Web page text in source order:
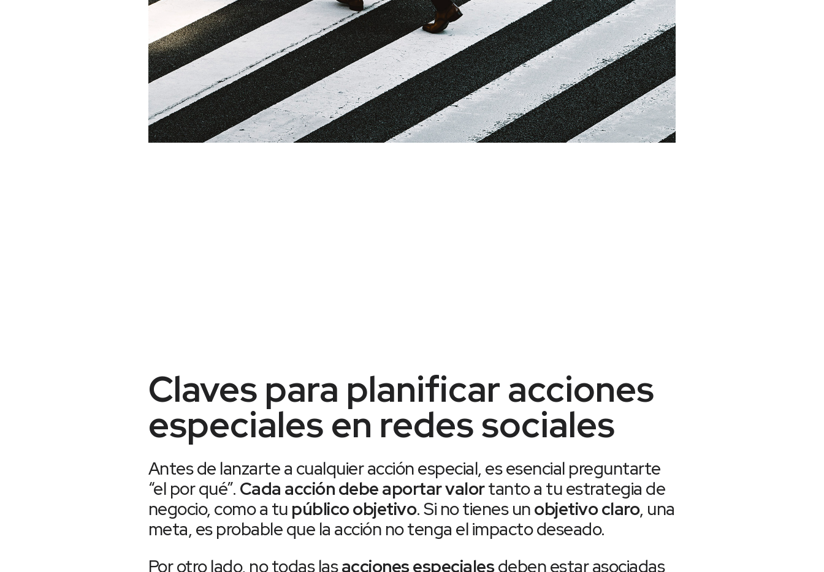
Claves para planificar acciones
especiales en redes sociales
Antes de lanzarte a cualquier acción especial, es esencial preguntarte
“el por qué”. Cada acción debe aportar valortanto a tu estrategia de
negocio, como a tu público objetivo. Si no tienes unobjetivo claro, una
meta, es probable que la acción no tenga el impacto deseado.
Por otro lado, no todas lasacciones especialesdeben estar asociadas